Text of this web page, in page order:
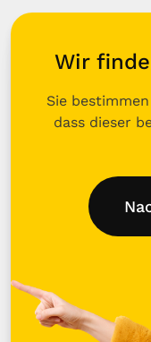
Wir
Sie
dass dieser